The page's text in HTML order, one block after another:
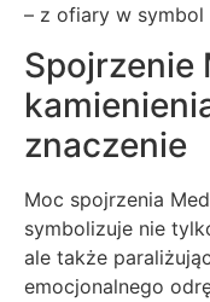
– z ofiary w symbol
Spojrzenie
znaczenie
Moc spojrzenia
symbolizuje nie
ale także
emocjonalnego